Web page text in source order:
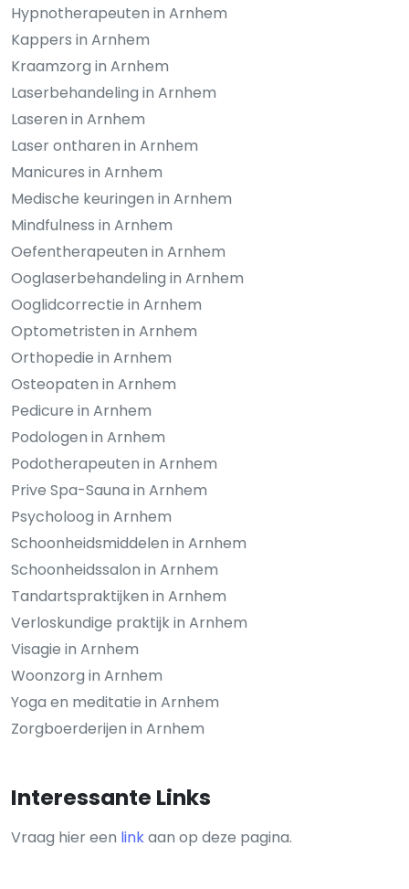
Hypnotherapeuten in Arnhem
Kappers in Arnhem
Kraamzorg in Arnhem
Laserbehandeling in Arnhem
Laseren in Arnhem
Laser ontharen in Arnhem
Manicures in Arnhem
Medische keuringen in Arnhem
Mindfulness in Arnhem
Oefentherapeuten in Arnhem
Ooglaserbehandeling in Arnhem
Ooglidcorrectie in Arnhem
Optometristen in Arnhem
Orthopedie in Arnhem
Osteopaten in Arnhem
Pedicure in Arnhem
Podologen in Arnhem
Podotherapeuten in Arnhem
Prive Spa-Sauna in Arnhem
Psycholoog in Arnhem
Schoonheidsmiddelen in Arnhem
Schoonheidssalon in Arnhem
Tandartspraktijken in Arnhem
Verloskundige praktijk in Arnhem
Visagie in Arnhem
Woonzorg in Arnhem
Yoga en meditatie in Arnhem
Zorgboerderijen in Arnhem
Interessante Links
Vraag hier een linkaan op deze pagina.